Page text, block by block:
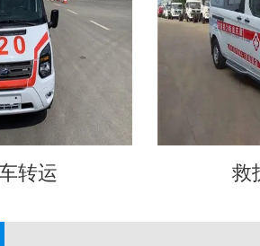
转运 救